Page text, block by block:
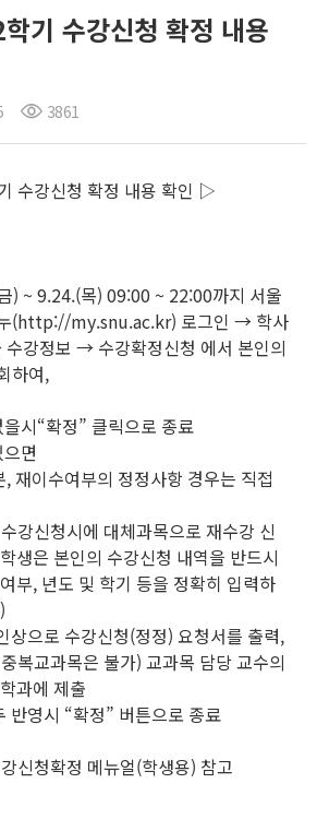
기 수강신청 확정 내용
3861
수강신청 확정 내용 확인 ▷
) ~ 9.24.(목) 09:00 ~ 22:00까지 서울
(http://my.snu.ac.kr) 로그인 → 학사
강정보 → 수강확정신청 에서 본인의
하여,
시“확정” 클릭으로 종료
면
재이수여부의 정정사항 경우는 직접
강신청시에 대체과목으로 재수강 신
생은 본인의 수강신청 내역을 반드시
부, 년도 및 학기 등을 정확히 입력하
상으로 수강신청(정정) 요청서를 출력,
복교과목은 불가) 교과목 담당 교수의
과에 제출
반영시 “확정” 버튼으로 종료
신청확정 메뉴얼(학생용) 참고